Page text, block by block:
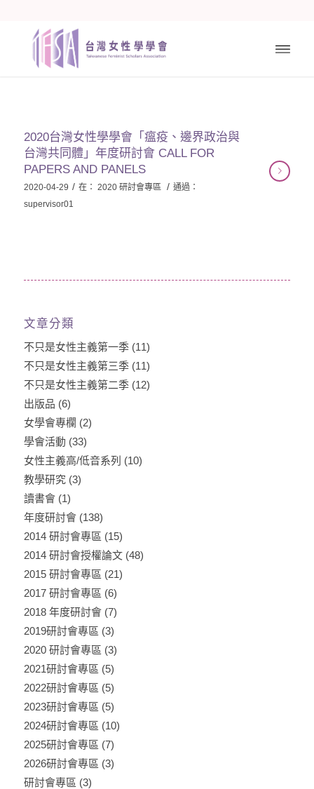
2020台灣女性學學會「瘟疫、邊界政治與
台灣共同體」年度研討會 CALL FOR
PAPERS AND PANELS
2020-04-29 / 在： 2020 研討會專區 / 通過：
supervisor01
文章分類
不只是女性主義第一季(11)
不只是女性主義第三季(11)
不只是女性主義第二季(12)
出版品 (6)
女學會專欄 (2)
學會活動 (33)
女性主義高/低音系列 (10)
教學研究(3)
讀書會(1)
年度研討會(138)
2014 研討會專區 (15)
2014 研討會授權論文(48)
2015 研討會專區 (21)
2017 研討會專區 (6)
2018 年度研討會(7)
2019研討會專區 (3)
2020 研討會專區 (3)
2021研討會專區 (5)
2022研討會專區 (5)
2023研討會專區 (5)
2024研討會專區 (10)
2025研討會專區 (7)
2026研討會專區 (3)
研討會專區 (3)